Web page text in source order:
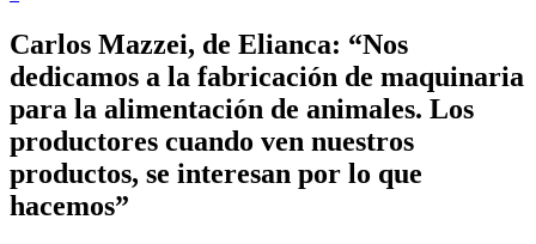
Carlos Mazzei, de Elianca: “Nos
dedicamos a la fabricación de maquinaria
para la alimentación de animales. Los
productores cuando ven nuestros
productos, se interesan por lo que
hacemos”